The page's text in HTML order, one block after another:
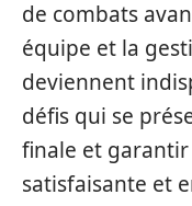
de combats
équipe et la
deviennent
défis qui se
finale et
satisfaisante et